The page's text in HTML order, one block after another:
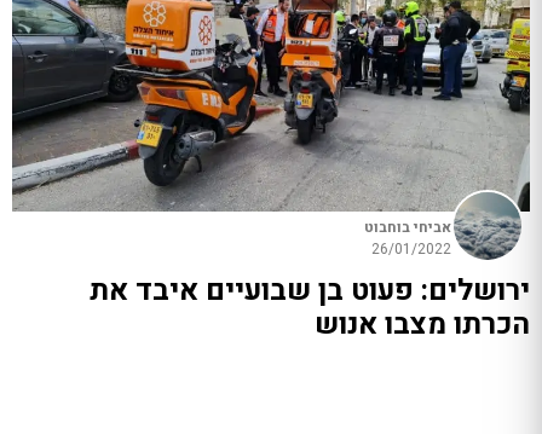
אביחי בוחבוט
26/01/2022
ירושלים: פעוט בן שבועיים איבד את
הכרתו מצבו אנוש